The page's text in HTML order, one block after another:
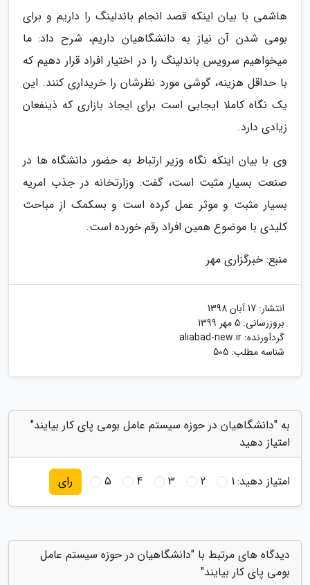
هاشمی با بیان اینکه قصد انجام باندلینگ را داریم و برای
بومی شدن آن نیاز به دانشگاهیان داریم، شرح داد: ما
میخواهیم سرویس باندلینگ را در اختیار افراد قرار دهیم که
با حداقل هزینه، گوشی مورد نظرشان را خریداری کنند. این
یک نگاه کاملا ایجابی است برای ایجاد بازاری که ذینفعان
زیادی دارد.
وی با بیان اینکه نگاه وزیر ارتباط به حضور دانشگاه ها در
صنعت بسیار مثبت است، گفت: وزارتخانه در جذب امریه
بسیار مثبت و موثر عمل کرده است و بسکمک از مباحث
کلیدی با موضوع همین افراد رقم خورده است.
منبع: خبرگزاری مهر
انتشار: 17 آبان 1398
بروزرسانی: 5 مهر 1399
گردآورنده: aliabad-new.ir
شناسه مطلب: 505
به "دانشگاهیان در حوزه سیستم عامل بومی پای کار بیایند"
امتیاز دهید
امتیاز دهید:1
2
3
4
5 رای
دیدگاه های مرتبط با "دانشگاهیان در حوزه سیستم عامل
بومی پای کار بیایند"